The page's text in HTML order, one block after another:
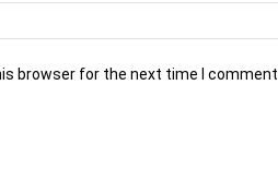
browser for the next time I comment.